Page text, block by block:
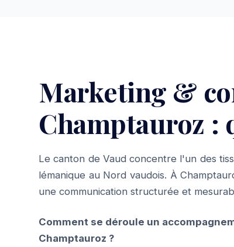
Marketing &
Champtauroz :
Le canton de Vaud concentre l'un des
lémanique au Nord vaudois. À
une communication structurée et
Comment se déroule un
Champtauroz ?